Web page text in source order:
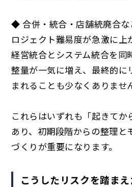
◆ 合併・統合・店舗統廃合
ロジェクト難易度が急激に上
経営統合とシステム統合を同
整量が一気に増え、最終的に
まれることも少なくありませ
これらはいずれも「起きてか
あり、初期段階からの整理と
づくりが重要になります。
こうしたリスクを踏ま